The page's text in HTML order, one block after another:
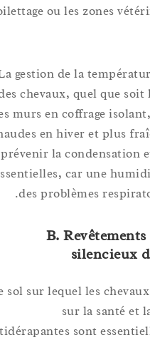
toilettage ou les zones
La gestion de la
des chevaux, quel
des murs en coffrage
chaudes en hiver et
prévenir la
essentielles, car une
des problèmes
B.
Le sol sur lequel les
sur la
antidérapantes sont